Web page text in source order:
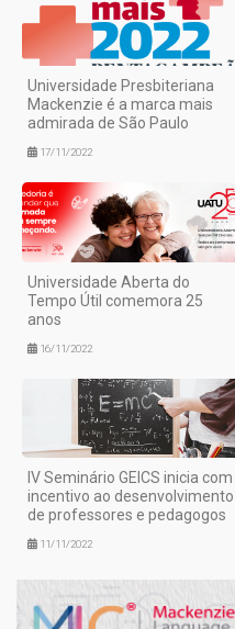
Universidade Presbiteriana
Mackenzie é a marca mais
admirada de São Paulo
17/11/2022
Universidade Aberta do
Tempo Útil comemora 25
anos
16/11/2022
IV Seminário GEICS inicia com
incentivo ao desenvolvimento
de professores e pedagogos
11/11/2022